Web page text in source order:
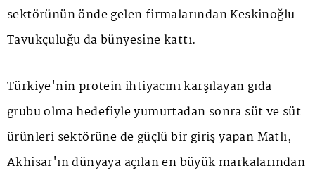
sektörünün önde gelen firmalarından Keskinoğlu
Tavukçuluğu da bünyesine kattı.
Türkiye'nin protein ihtiyacını karşılayan gıda
grubu olma hedefiyle yumurtadan sonra süt ve süt
ürünleri sektörüne de güçlü bir giriş yapan Matlı,
Akhisar'ın dünyaya açılan en büyük markalarından